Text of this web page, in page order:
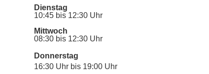
Dienstag
10:45 bis 12:30 Uhr
Mittwoch
08:30 bis 12:30 Uhr
Donnerstag
16:30 Uhr bis 19:00 Uhr